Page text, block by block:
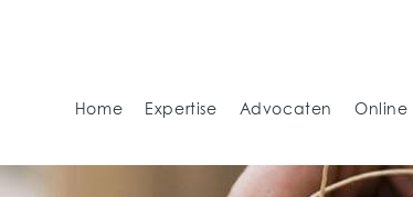
Home Expertise Advocaten Online